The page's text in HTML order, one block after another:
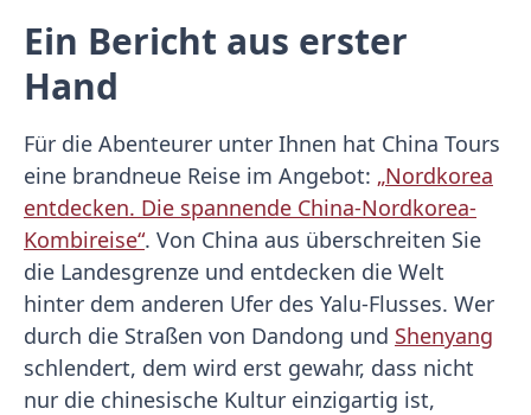
Ein Bericht aus erster
Hand
Für die Abenteurer unter Ihnen hat China Tours
eine brandneue Reise im Angebot: „Nordkorea
entdecken. Die spannende China-Nordkorea-
Kombireise“. Von China aus überschreiten Sie
die Landesgrenze und entdecken die Welt
hinter dem anderen Ufer des Yalu-Flusses. Wer
durch die Straßen von Dandong und Shenyang
schlendert, dem wird erst gewahr, dass nicht
nur die chinesische Kultur einzigartig ist,